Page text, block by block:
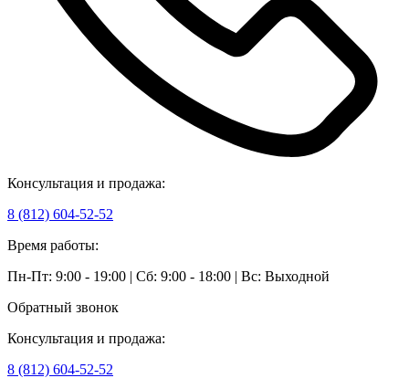
Консультация и продажа:
8 (812) 604-52-52
Время работы:
Пн-Пт: 9:00 - 19:00 | Сб: 9:00 - 18:00 | Вс: Выходной
Обратный звонок
Консультация и продажа:
8 (812) 604-52-52